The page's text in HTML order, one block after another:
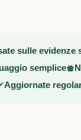
sulle evidenze
semplice
Aggiornate